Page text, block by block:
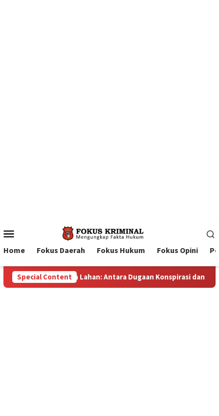
Menu
Home Fokus Daerah Fokus Hukum Fokus Opini
Special Content
dan Bayang-Bayang “Makelar Berkelas” di Tengah Proyek